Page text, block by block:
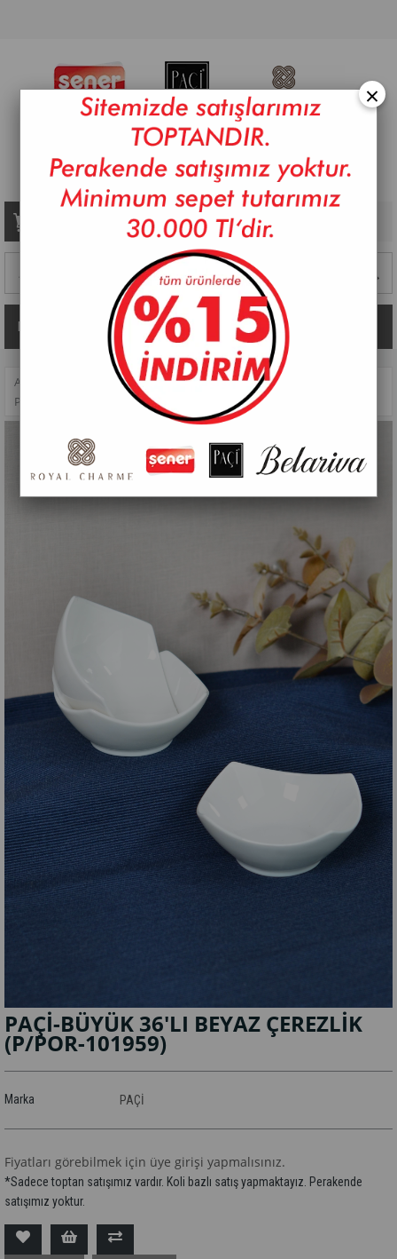
Sepetim 0 Ürün
ANASAYFA > SERVIS GEREÇLERI> ÇEREZLIK
PAÇİ-BÜYÜK 36'LI BEYAZ ÇEREZLİK
PAÇİ-BÜYÜK 36'LI BEYAZ ÇEREZLİK
(P/POR-101959)
Marka PAÇİ
Fiyatları görebilmek için üye girişi yapmalısınız.
*Sadece toptan satışımız vardır. Koli bazlı satış yapmaktayız. Perakende
satışımız yoktur.
×